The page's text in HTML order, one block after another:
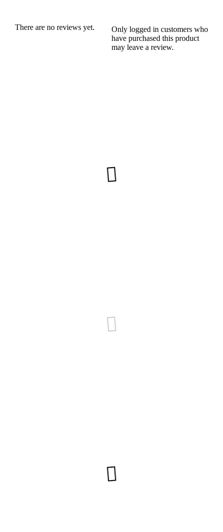
There are no reviews yet.
Only logged in customers who
have purchased this product
may leave a review.